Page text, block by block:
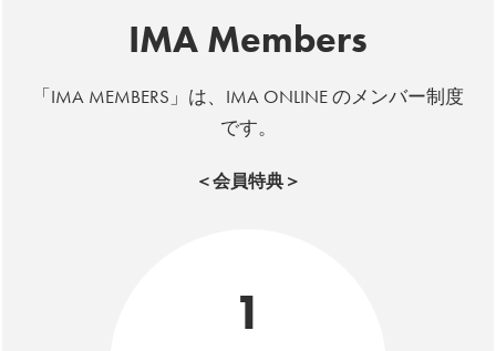
IMA Members
「IMA MEMBERS」は、IMA ONLINE のメンバー制度
です。
＜会員特典＞
1